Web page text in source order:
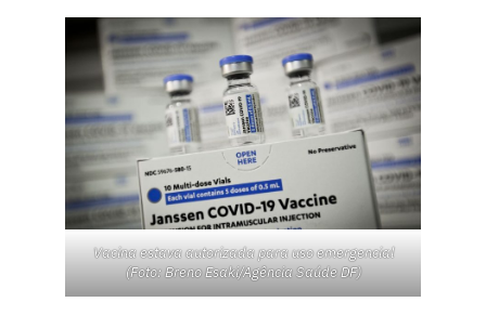
Vacina estava autorizada para uso emergencial
(Foto: Breno Esaki/Agência Saúde DF)